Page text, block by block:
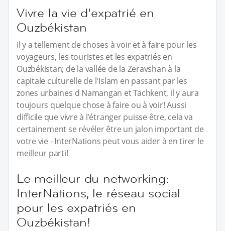
Vivre la vie d’expatrié en
Ouzbékistan
Il y a tellement de choses à voir et à faire pour les
voyageurs, les touristes et les expatriés en
Ouzbékistan; de la vallée de la Zeravshan à la
capitale culturelle de l'Islam en passant par les
zones urbaines d Namangan et Tachkent, il y aura
toujours quelque chose à faire ou à voir! Aussi
difficile que vivre à l'étranger puisse être, cela va
certainement se révéler être un jalon important de
votre vie - InterNations peut vous aider à en tirer le
meilleur parti!
Le meilleur du networking:
InterNations, le réseau social
pour les expatriés en
Ouzbékistan!